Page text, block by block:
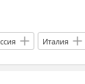
Италия
Гимн